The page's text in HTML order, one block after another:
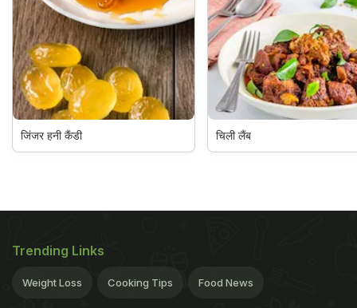
जिंजर हनी कैंडी चिली लैंब
Trending Links
Weight Loss Cooking Tips Food News